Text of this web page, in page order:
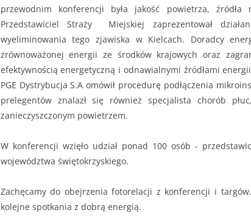
przewodnim konferencji była jakość powietrza,
Przedstawiciel Straży Miejskiej zaprezentował
wyeliminowania tego zjawiska w Kielcach. Doradcy
zrównoważonej energii ze środków krajowych oraz
efektywnością energetyczną i odnawialnymi źródłami
PGE Dystrybucja S.A omówił procedurę podłączenia
prelegentów znalazł się również specjalista chorób
zanieczyszczonym powietrzem.
W konferencji wzięło udział ponad 100 osób -
województwa świętokrzyskiego.
Zachęcamy do obejrzenia fotorelacji z konferencji i
kolejne spotkania z dobrą energią.